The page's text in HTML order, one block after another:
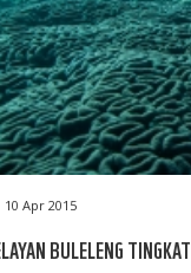
10 Apr 2015
BULELENG